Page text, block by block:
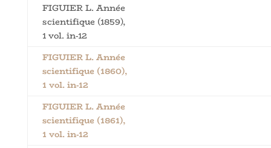
FIGUIER L. Année
scientifique (1859),
1 vol. in-12
FIGUIER L. Année
scientifique (1860),
1 vol. in-12
FIGUIER L. Année
scientifique (1861),
1 vol. in-12